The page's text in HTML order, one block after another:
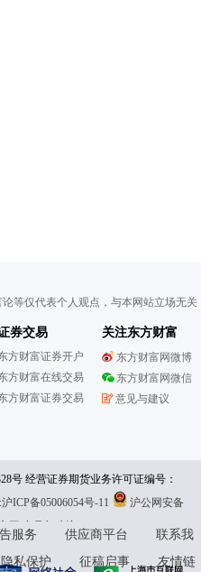
等仅代表个人观点，与本网站立场无
券交易
方财富证券开户
方财富在线交易
方财富证券交易
关注东方财富
东方财富网微博
东方财富网微信
意见与建议
号 经营证券期货业务许可证编号：
息举报:021-61278686 举报邮箱：
ICP备05006054号-11
沪公网安备
网意见与建议:4000300059/952500
服务 供应商平台
联系我
隐私保护 征稿启事
友情链